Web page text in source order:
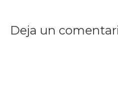
Deja un